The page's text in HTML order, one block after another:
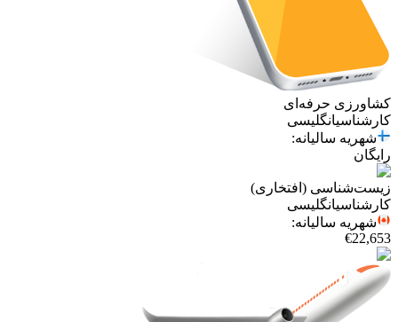
کشاورزی حرفه‌ای
کارشناسیانگلیسی
شهریه سالیانه:
رایگان
زیست‌شناسی (افتخاری)
کارشناسیانگلیسی
شهریه سالیانه:
€22,653